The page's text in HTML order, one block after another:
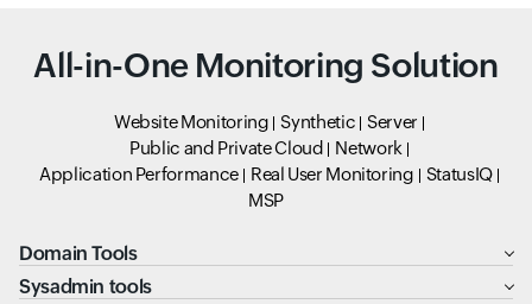
All-in-One Monitoring Solution
Website Monitoring Synthetic
Server
Public and Private Cloud
Network
Application Performance
Real User Monitoring
StatusIQ
MSP
Domain Tools
Sysadmin tools